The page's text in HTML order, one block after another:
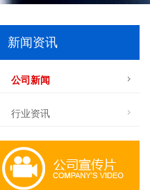
新闻资讯
公司新闻
行业资讯